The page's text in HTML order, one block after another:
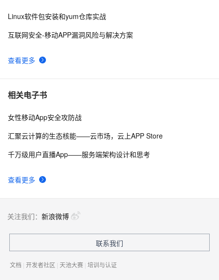
8 《101 Windows Phone 7 Apps》读书笔记-
查看更多
Linux软件包安装和yum仓库实战
互联网安全-移动APP漏洞风险与解决方案
相关电子书
查看更多
女性移动App安全攻防战
汇聚云计算的生态核能——云市场，云上APP Store
千万级用户直播App——服务端架构设计和思考
关注我们： 新浪微博
联系我们
文档 | 开发者社区 | 天池大赛 | 培训与认证